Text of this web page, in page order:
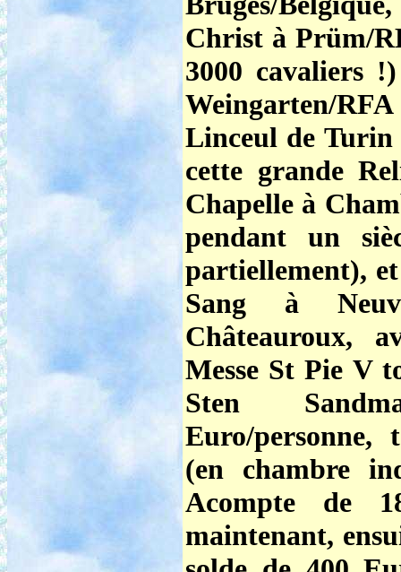
Christ à Prüm/
3000 cavaliers
Weingarten/
Linceul de Turin
cette grande
Chapelle à
pendant un
partiellement),
Sang à
Châteauroux,
Messe St Pie V
Sten
Euro/personne,
(en chambre
Acompte de
maintenant,